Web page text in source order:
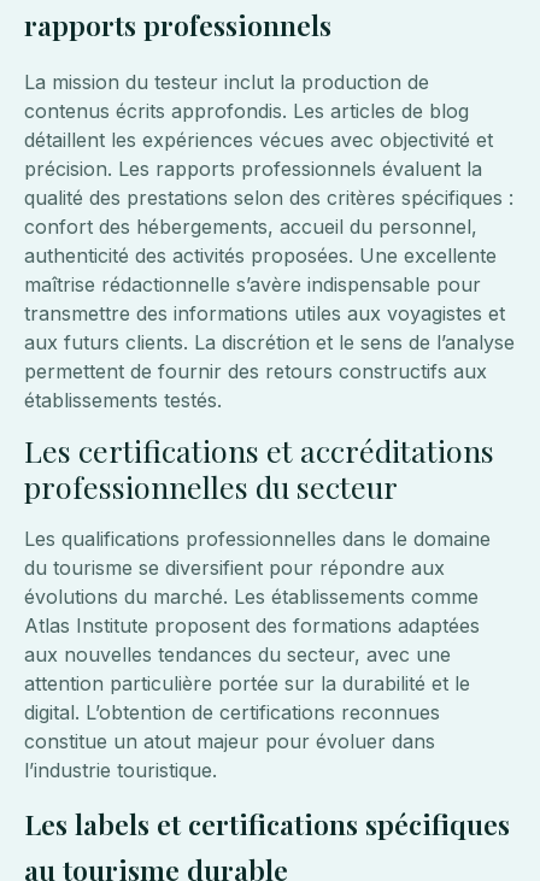
rapports professionnels
La mission du testeur inclut la production de
contenus écrits approfondis. Les articles de blog
détaillent les expériences vécues avec objectivité et
précision. Les rapports professionnels évaluent la
qualité des prestations selon des critères spécifiques :
confort des hébergements, accueil du personnel,
authenticité des activités proposées. Une excellente
maîtrise rédactionnelle s’avère indispensable pour
transmettre des informations utiles aux voyagistes et
aux futurs clients. La discrétion et le sens de l’analyse
permettent de fournir des retours constructifs aux
établissements testés.
Les certifications et accréditations
professionnelles du secteur
Les qualifications professionnelles dans le domaine
du tourisme se diversifient pour répondre aux
évolutions du marché. Les établissements comme
Atlas Institute proposent des formations adaptées
aux nouvelles tendances du secteur, avec une
attention particulière portée sur la durabilité et le
digital. L’obtention de certifications reconnues
constitue un atout majeur pour évoluer dans
l’industrie touristique.
Les labels et certifications spécifiques
au tourisme durable